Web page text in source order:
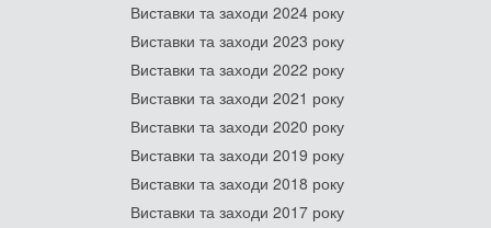
Виставки та заходи 2024 року
Виставки та заходи 2023 року
Виставки та заходи 2022 року
Виставки та заходи 2021 року
Виставки та заходи 2020 року
Виставки та заходи 2019 року
Виставки та заходи 2018 року
Виставки та заходи 2017 року